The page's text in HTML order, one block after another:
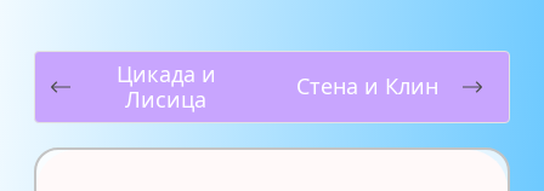
Цикада и
Лисица
Стена и Клин